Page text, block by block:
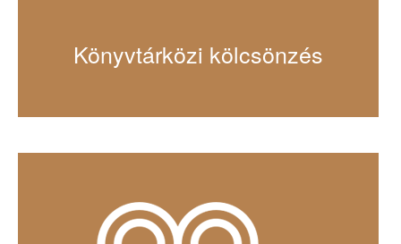
Könyvtárközi kölcsönzés